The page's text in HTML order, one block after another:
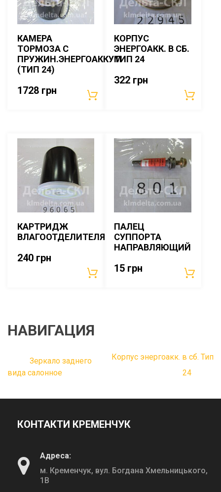
КАМЕРА
ТОРМОЗА С
ПРУЖИН.ЭНЕРГОАККУМ
(ТИП 24)
1728 грн
КОРПУС
ЭНЕРГОАКК. В СБ.
ТИП 24
322 грн
КАРТРИДЖ
ВЛАГООТДЕЛИТЕЛЯ
240 грн
ПАЛЕЦ
СУППОРТА
НАПРАВЛЯЮЩИЙ
15 грн
НАВИГАЦИЯ
Зеркало заднего
вида салонное
Корпус энергоакк. в сб. Тип
24
КОНТАКТИ КРЕМЕНЧУК
Адреса:
м. Кременчук, вул. Богдана Хмельницького,
1В